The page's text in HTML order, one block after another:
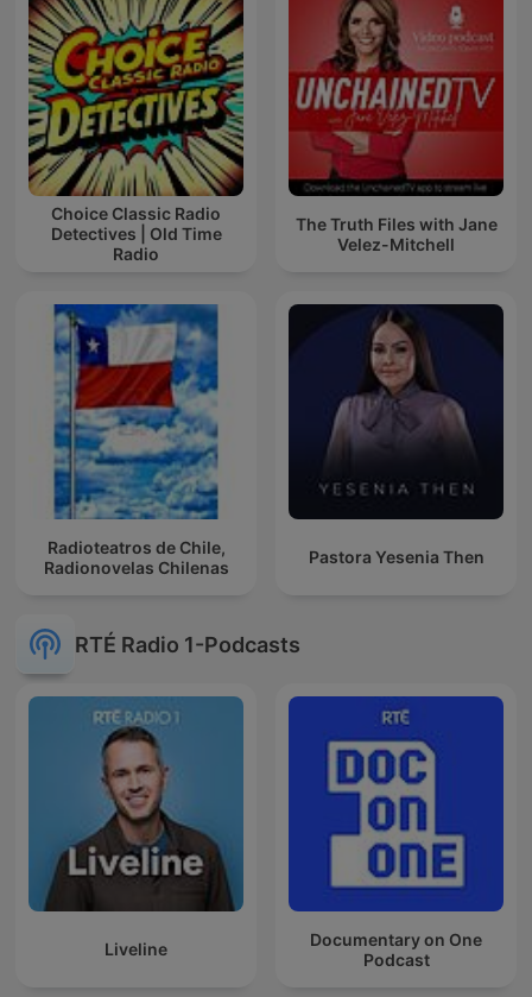
Choice Classic Radio
Detectives | Old Time
Radio
The Truth Files with Jane
Velez-Mitchell
Radioteatros de Chile,
Radionovelas Chilenas
Pastora Yesenia Then
RTÉ Radio 1-Podcasts
Liveline
Documentary on One
Podcast